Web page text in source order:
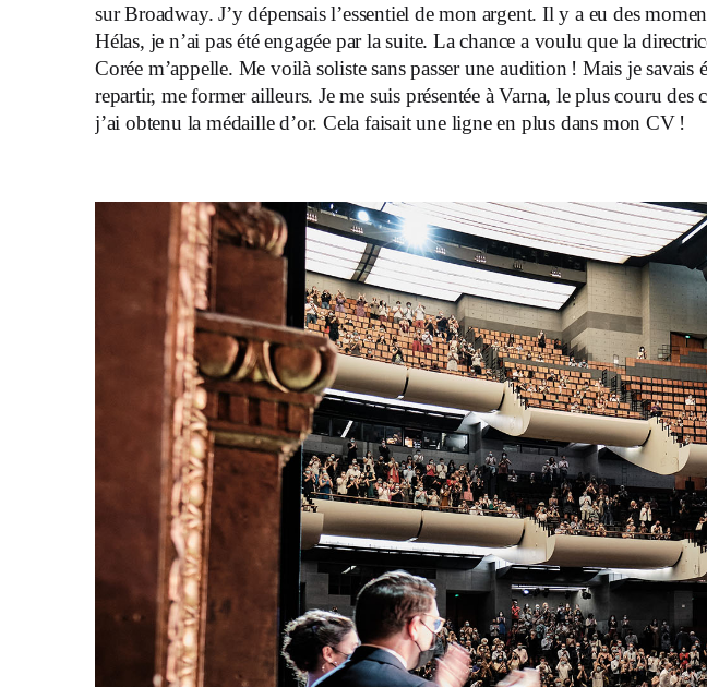
sur Broadway. J’y dépensais l’essentiel de mon argent. Il y a eu des
Hélas, je n’ai pas été engagée par la suite. La chance a voulu que la
Corée m’appelle. Me voilà soliste sans passer une audition ! Mais je savais
repartir, me former ailleurs. Je me suis présentée à Varna, le plus couru des
j’ai obtenu la médaille d’or. Cela faisait une ligne en plus dans mon CV !